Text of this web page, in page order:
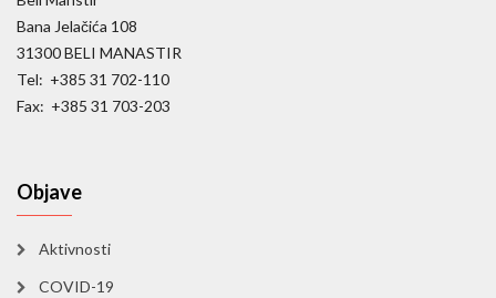
Bana Jelačića 108
31300 BELI MANASTIR
Tel: +385 31 702-110
Fax: +385 31 703-203
Objave
Aktivnosti
COVID-19